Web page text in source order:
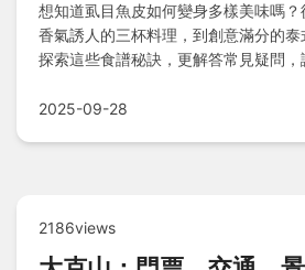
想知道虱目魚皮如何變身多樣美味嗎？
香氣誘人的三杯料理，到創意滿分的泰
探索這些食譜秘訣，更解答常見疑問，
2025-09-28
2186views